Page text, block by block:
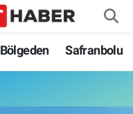
Bölgeden Safranbolu